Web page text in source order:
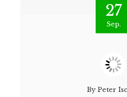
27
Sep.
By Peter